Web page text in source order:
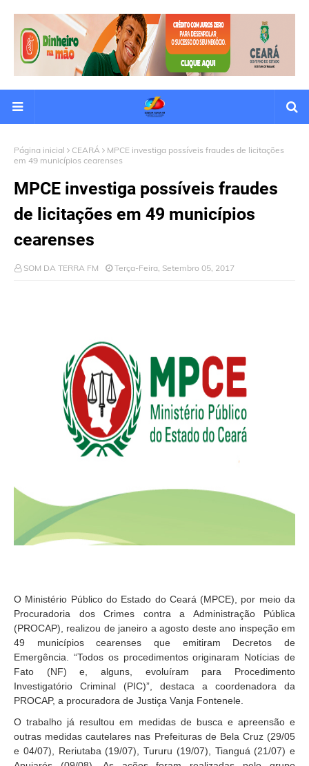
Página inicial CEARÁ
MPCE investiga possíveis fraudes de licitações
em 49 municípios cearenses
MPCE investiga possíveis fraudes
de licitações em 49 municípios
cearenses
SOM DA TERRA FM Terça-Feira, Setembro 05, 2017
O Ministério Público do Estado do Ceará (MPCE), por meio da
Procuradoria dos Crimes contra a Administração Pública
(PROCAP), realizou de janeiro a agosto deste ano inspeção em
49 municípios cearenses que emitiram Decretos de
Emergência. “Todos os procedimentos originaram Notícias de
Fato (NF) e, alguns, evoluíram para Procedimento
Investigatório Criminal (PIC)”, destaca a coordenadora da
PROCAP, a procuradora de Justiça Vanja Fontenele.
O trabalho já resultou em medidas de busca e apreensão e
outras medidas cautelares nas Prefeituras de Bela Cruz (29/05
e 04/07), Reriutaba (19/07), Tururu (19/07), Tianguá (21/07) e